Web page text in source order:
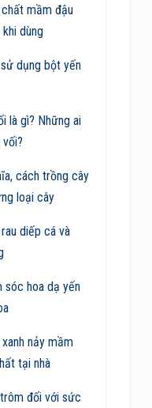
mầm đậu
dùng
dụng bột yến
là gì? Những ai
cách trồng cây
loại cây
diếp cá và
sóc hoa dạ yến
nảy mầm
tại nhà
đối với sức